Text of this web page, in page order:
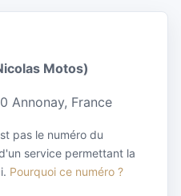
Motos)
Annonay, France
pas le numéro du
service permettant la
Pourquoi ce numéro ?